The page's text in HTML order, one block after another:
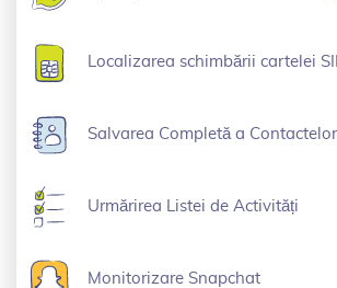
Localizarea schimbării cartelei
Salvarea Completă a Contactelor
Urmărirea Listei de Activități
Monitorizare Snapchat